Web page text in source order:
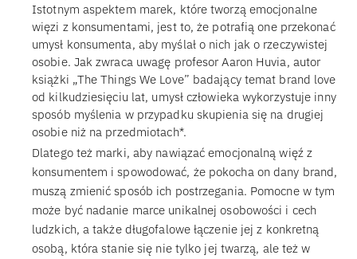
Istotnym aspektem marek, które tworzą emocjonalne
więzi z konsumentami, jest to, że potrafią one przekonać
umysł konsumenta, aby myślał o nich jak o rzeczywistej
osobie. Jak zwraca uwagę profesor Aaron Huvia, autor
książki „The Things We Love” badający temat brand love
od kilkudziesięciu lat, umysł człowieka wykorzystuje inny
sposób myślenia w przypadku skupienia się na drugiej
osobie niż na przedmiotach*.
Dlatego też marki, aby nawiązać emocjonalną więź z
konsumentem i spowodować, że pokocha on dany brand,
muszą zmienić sposób ich postrzegania. Pomocne w tym
może być nadanie marce unikalnej osobowości i cech
ludzkich, a także długofalowe łączenie jej z konkretną
osobą, która stanie się nie tylko jej twarzą, ale też w